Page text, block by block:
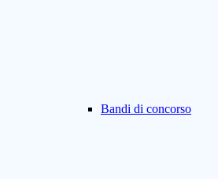
Bandi di concorso